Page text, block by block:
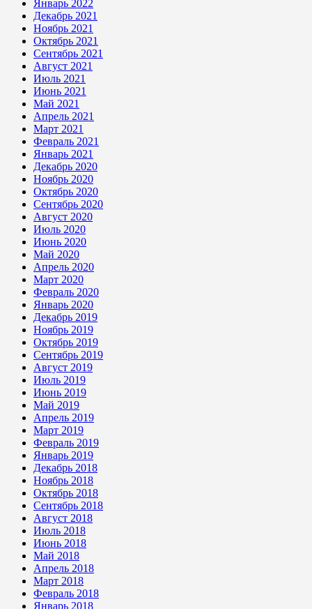
Январь 2022
Декабрь 2021
Ноябрь 2021
Октябрь 2021
Сентябрь 2021
Август 2021
Июль 2021
Июнь 2021
Май 2021
Апрель 2021
Март 2021
Февраль 2021
Январь 2021
Декабрь 2020
Ноябрь 2020
Октябрь 2020
Сентябрь 2020
Август 2020
Июль 2020
Июнь 2020
Май 2020
Апрель 2020
Март 2020
Февраль 2020
Январь 2020
Декабрь 2019
Ноябрь 2019
Октябрь 2019
Сентябрь 2019
Август 2019
Июль 2019
Июнь 2019
Май 2019
Апрель 2019
Март 2019
Февраль 2019
Январь 2019
Декабрь 2018
Ноябрь 2018
Октябрь 2018
Сентябрь 2018
Август 2018
Июль 2018
Июнь 2018
Май 2018
Апрель 2018
Март 2018
Февраль 2018
Январь 2018